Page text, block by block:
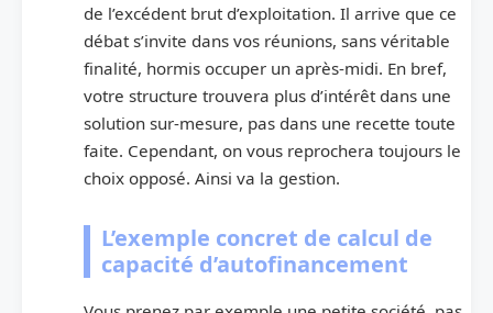
de l’excédent brut d’exploitation. Il arrive que ce
débat s’invite dans vos réunions, sans véritable
finalité, hormis occuper un après-midi. En bref,
votre structure trouvera plus d’intérêt dans une
solution sur-mesure, pas dans une recette toute
faite. Cependant, on vous reprochera toujours le
choix opposé. Ainsi va la gestion.
L’exemple concret de calcul de
capacité d’autofinancement